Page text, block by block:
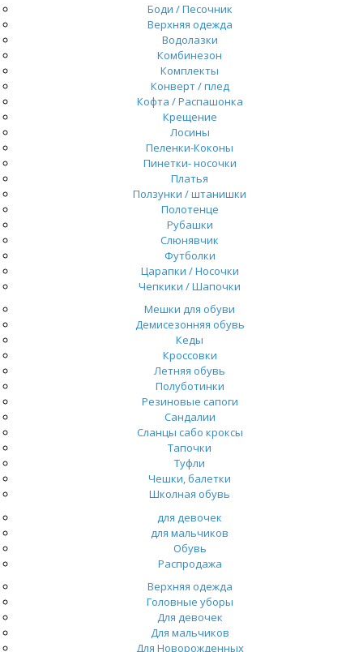
Боди / Песочник
Верхняя одежда
Водолазки
Комбинезон
Комплекты
Конверт / плед
Кофта / Распашонка
Крещение
Лосины
Пеленки-Коконы
Пинетки- носочки
Платья
Ползунки / штанишки
Полотенце
Рубашки
Слюнявчик
Футболки
Царапки / Носочки
Чепкики / Шапочки
Мешки для обуви
Демисезонняя обувь
Кеды
Кроссовки
Летняя обувь
Полуботинки
Резиновые сапоги
Сандалии
Сланцы сабо кроксы
Тапочки
Туфли
Чешки, балетки
Школная обувь
для девочек
для мальчиков
Обувь
Распродажа
Верхняя одежда
Головные уборы
Для девочек
Для мальчиков
Для Новорожденных